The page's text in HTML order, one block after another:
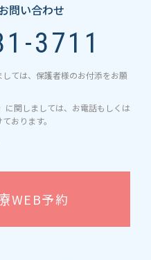
問い合わせ
3711
ては、保護者様のお付添をお願
関しましては、お電話もしくは
おります。
WEB予約